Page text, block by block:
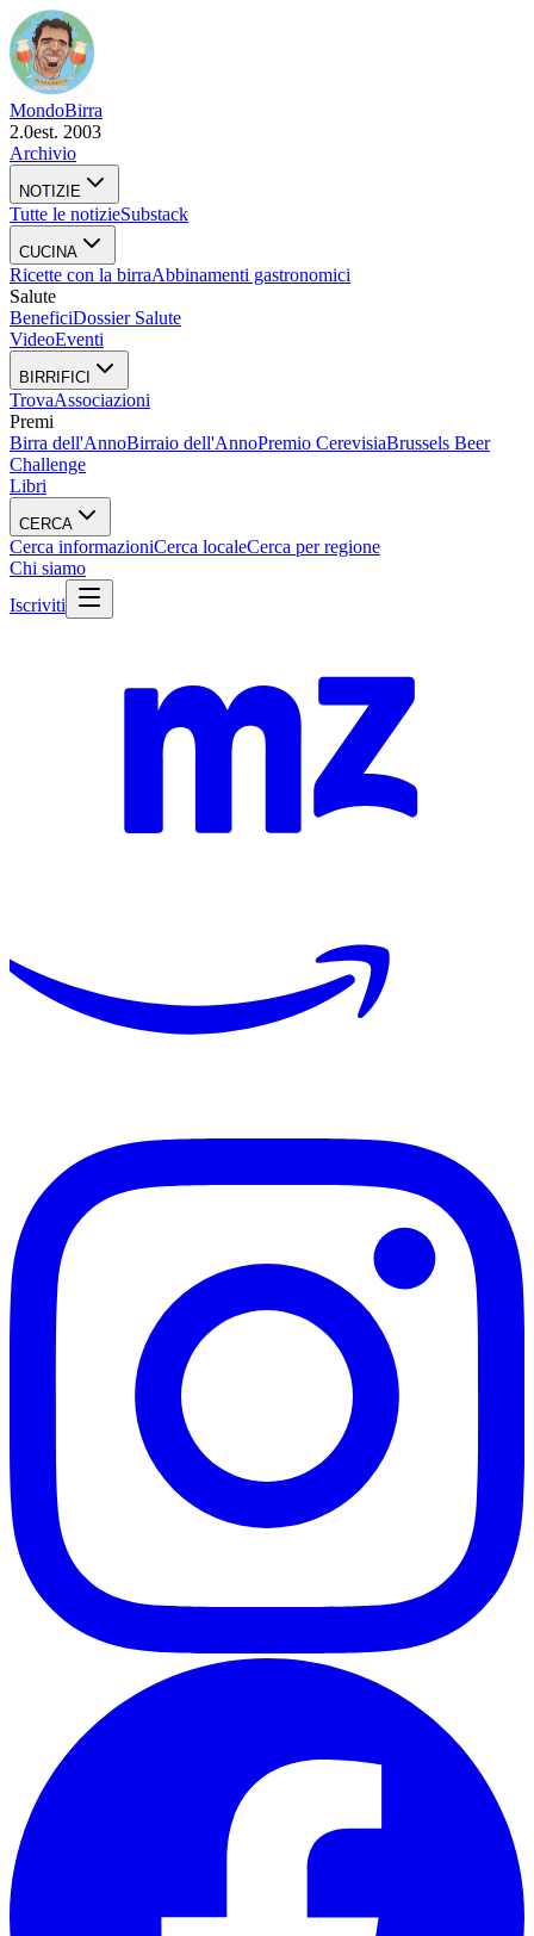
MondoBirra
2.0est. 2003
Archivio
NOTIZIE
Tutte le notizieSubstack
CUCINA
Ricette con la birraAbbinamenti gastronomici
Salute
BeneficiDossier Salute
VideoEventi
BIRRIFICI
TrovaAssociazioni
Premi
Birra dell'AnnoBirraio dell'AnnoPremio CerevisiaBrussels Beer
Challenge
Libri
CERCA
Cerca informazioniCerca localeCerca per regione
Chi siamo
Iscriviti